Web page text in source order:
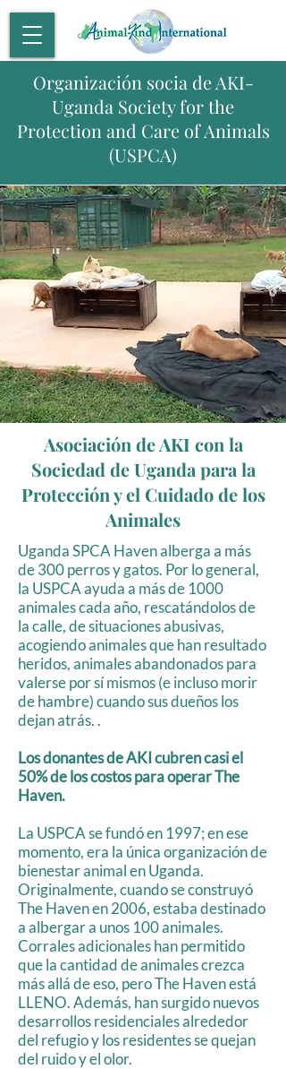
Organización socia de AKI-
Uganda Society for the
Protection and Care of Animals
(USPCA)
Asociación de AKI con la
Sociedad de Uganda para la
Protección y el Cuidado de los
Animales
Uganda SPCA Haven alberga a más
de 300 perros y gatos. Por lo general,
la USPCA ayuda a más de 1000
animales cada año, rescatándolos de
la calle, de situaciones abusivas,
acogiendo animales que han resultado
heridos, animales abandonados para
valerse por sí mismos (e incluso morir
de hambre) cuando sus dueños los
dejan atrás. .
Los donantes de AKI cubren casi el
50% de los costos para operar The
Haven.
La USPCA se fundó en 1997; en ese
momento, era la única organización de
bienestar animal en Uganda.
Originalmente, cuando se construyó
The Haven en 2006, estaba destinado
a albergar a unos 100 animales.
Corrales adicionales han permitido
que la cantidad de animales crezca
más allá de eso, pero The Haven está
LLENO. Además, han surgido nuevos
desarrollos residenciales alrededor
del refugio y los residentes se quejan
del ruido y el olor.